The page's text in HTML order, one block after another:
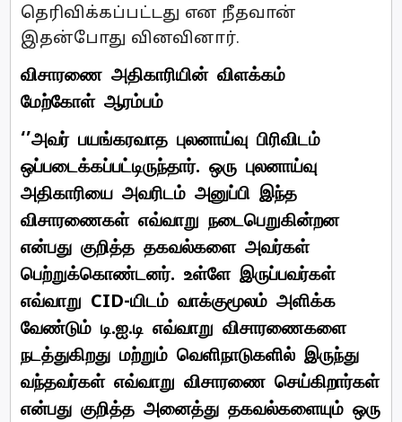
தெரிவிக்கப்பட்டது என நீதவான்
இதன்போது வினவினார்.
விசாரணை அதிகாரியின் விளக்கம்
மேற்கோள் ஆரம்பம்
‘’அவர் பயங்கரவாத புலனாய்வு பிரிவிடம்
ஒப்படைக்கப்பட்டிருந்தார். ஒரு புலனாய்வு
அதிகாரியை அவரிடம் அனுப்பி இந்த
விசாரணைகள் எவ்வாறு நடைபெறுகின்றன
என்பது குறித்த தகவல்களை அவர்கள்
பெற்றுக்கொண்டனர். உள்ளே இருப்பவர்கள்
எவ்வாறு CID-யிடம் வாக்குமூலம் அளிக்க
வேண்டும் டி.ஐ.டி எவ்வாறு விசாரணைகளை
நடத்துகிறது மற்றும் வெளிநாடுகளில் இருந்து
வந்தவர்கள் எவ்வாறு விசாரணை செய்கிறார்கள்
என்பது குறித்த அனைத்து தகவல்களையும் ஒரு